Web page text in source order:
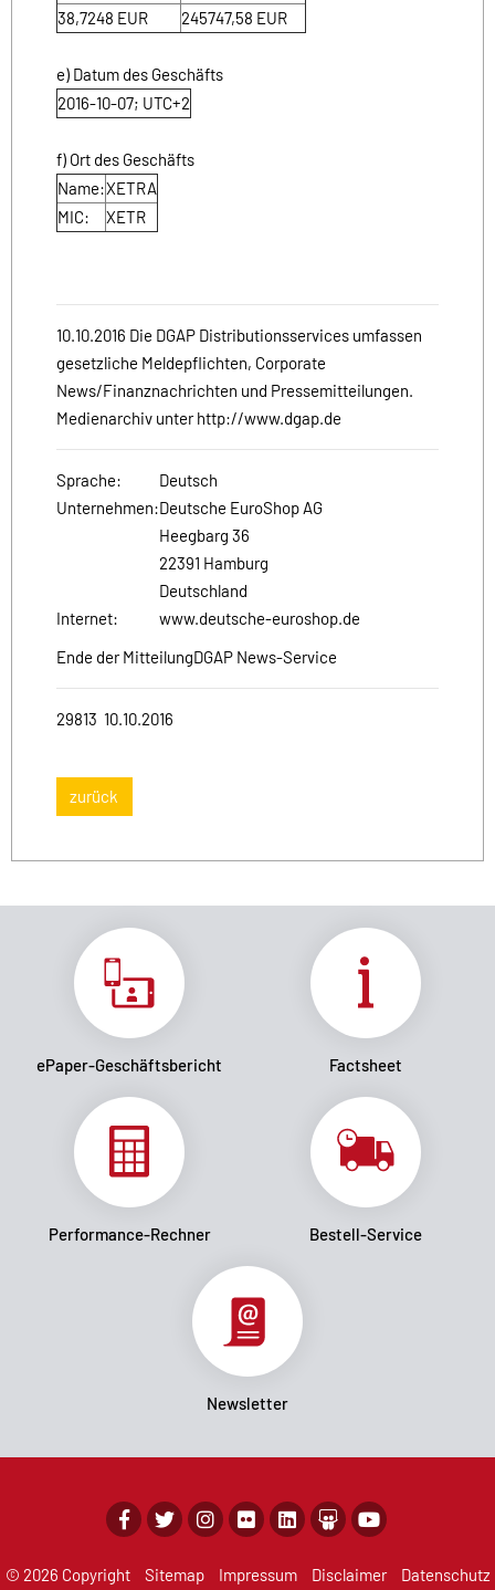
38,7248 EUR 245747,58 EUR
e) Datum des Geschäfts
2016-10-07; UTC+2
f) Ort des Geschäfts
Name:XETRA
MIC:
XETR
10.10.2016 Die DGAP Distributionsservices umfassen
gesetzliche Meldepflichten, Corporate
News/Finanznachrichten und Pressemitteilungen.
Medienarchiv unter http://www.dgap.de
Sprache:
Deutsch
Unternehmen:Deutsche EuroShop AG
Heegbarg 36
22391 Hamburg
Deutschland
Internet:
www.deutsche-euroshop.de
Ende der MitteilungDGAP News-Service
29813 10.10.2016
zurück
ePaper-Geschäftsbericht Factsheet
Performance-Rechner Bestell-Service
Newsletter
© 2026 Copyright Sitemap Impressum Disclaimer Datenschutz